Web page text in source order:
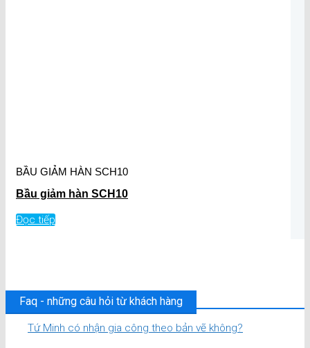
BẦU GIẢM HÀN SCH10
Bầu giảm hàn SCH10
Đọc tiếp
Faq - những câu hỏi từ khách hàng
Tứ Minh có nhận gia công theo bản vẽ không?